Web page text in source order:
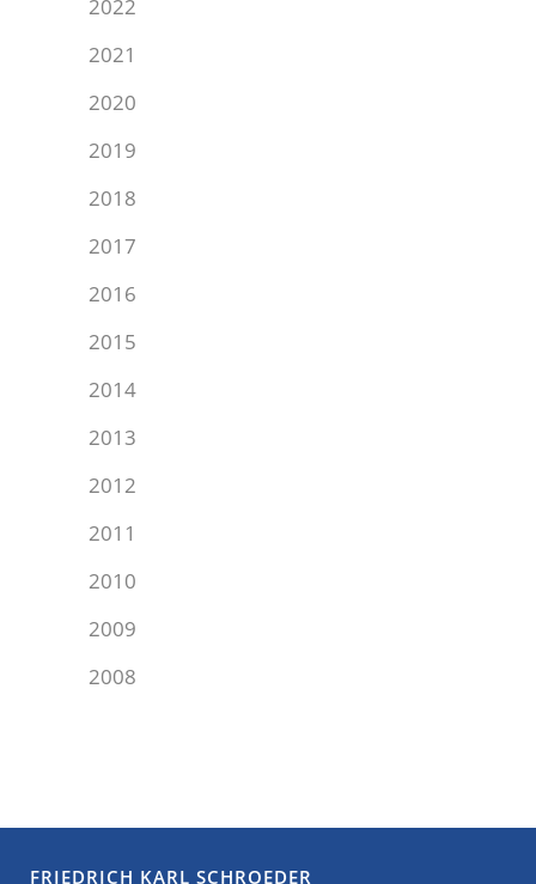
2022
2021
2020
2019
2018
2017
2016
2015
2014
2013
2012
2011
2010
2009
2008
FRIEDRICH KARL SCHROEDER